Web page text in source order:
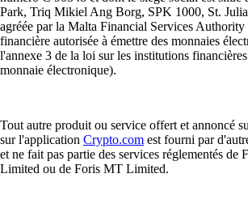
Park, Triq Mikiel Ang Borg, SPK 1000, St.
agréée par la Malta Financial Services
financière autorisée à émettre des monnaies
l'annexe 3 de la loi sur les institutions
monnaie électronique).
Tout autre produit ou service offert et annoncé
sur l'application Crypto.com est fourni par
et ne fait pas partie des services réglementés
Limited ou de Foris MT Limited.